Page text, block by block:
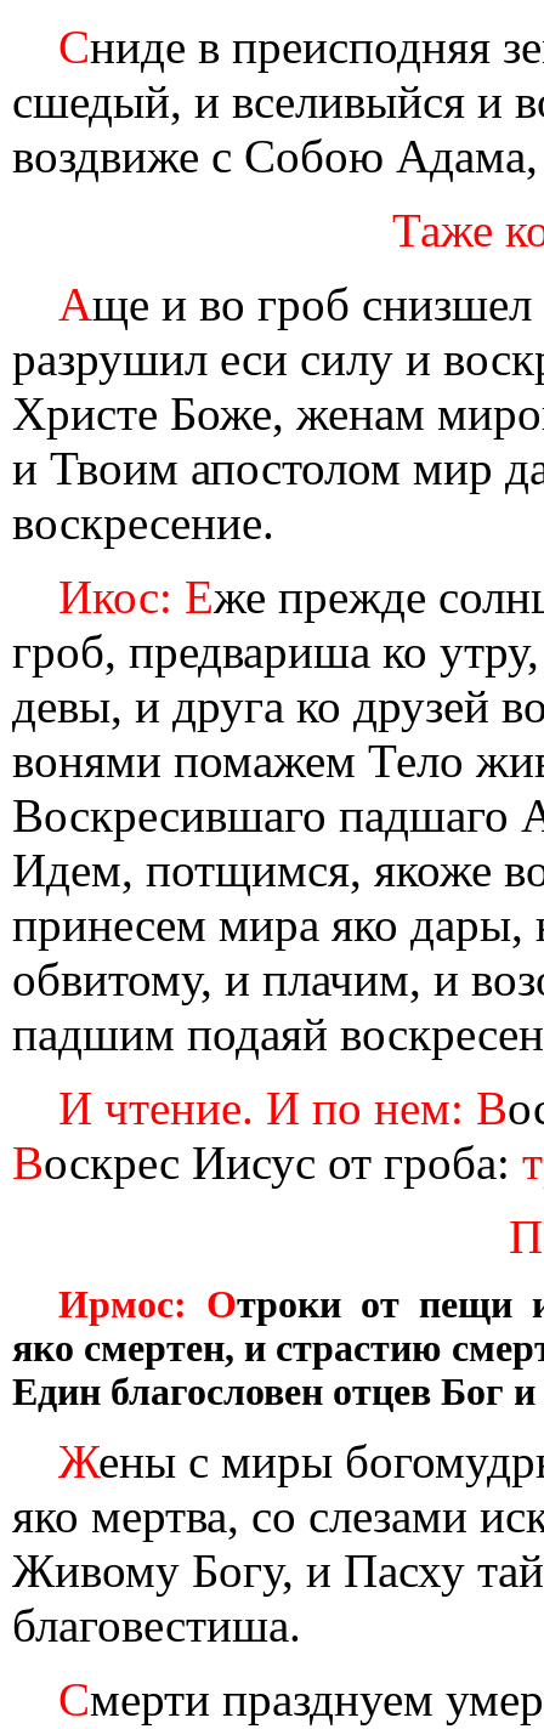
Сниде в преисподняя
сшедый, и вселивыйся и
воздвиже с Собою Адама,
Таже
Аще и во гроб снизшел
разрушил еси силу и
Христе Боже, женам
и Твоим апостолом мир
воскресение.
Икос: Еже прежде
гроб, предвариша ко
девы, и друга ко друзей
вонями помажем Тело
Воскресившаго падшаго
Идем, потщимся, якоже
принесем мира яко дары,
обвитому, и плачим, и
падшим подаяй
И чтение. И по нем: В
Воскрес Иисус от гроба:
Ирмос: Отроки от пещи
яко смертен, и страстию
Един благословен отцев Бог
Жены с миры
яко мертва, со слезами
Живому Богу, и Пасху
благовестиша.
Смерти празднуем